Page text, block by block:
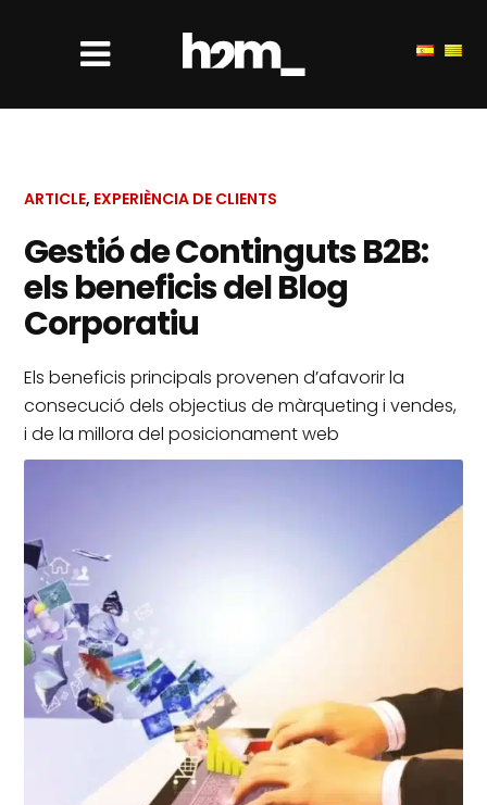
ARTICLE, EXPERIÈNCIA DE CLIENTS
Gestió de Continguts B2B:
els beneficis del Blog
Corporatiu
Els beneficis principals provenen d’afavorir la
consecució dels objectius de màrqueting i vendes,
i de la millora del posicionament web